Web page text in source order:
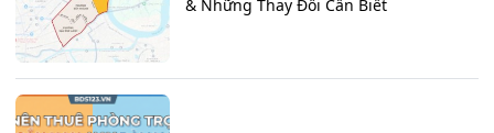
& Những Thay Đổi Cần Biết